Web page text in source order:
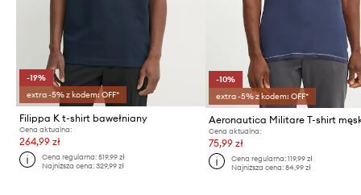
-19%
extra -5% z kodem: OFF*
Filippa K t-shirt bawełniany
Cena aktualna:
264,99 zł
Cena regularna:519,99 zł
Najniższa cena:329,99 zł
-10%
extra -5% z kodem: OFF*
Cena aktualna:
75,99 zł
Cena regularna: 119,99 zł
Najniższa cena: 84,99 zł